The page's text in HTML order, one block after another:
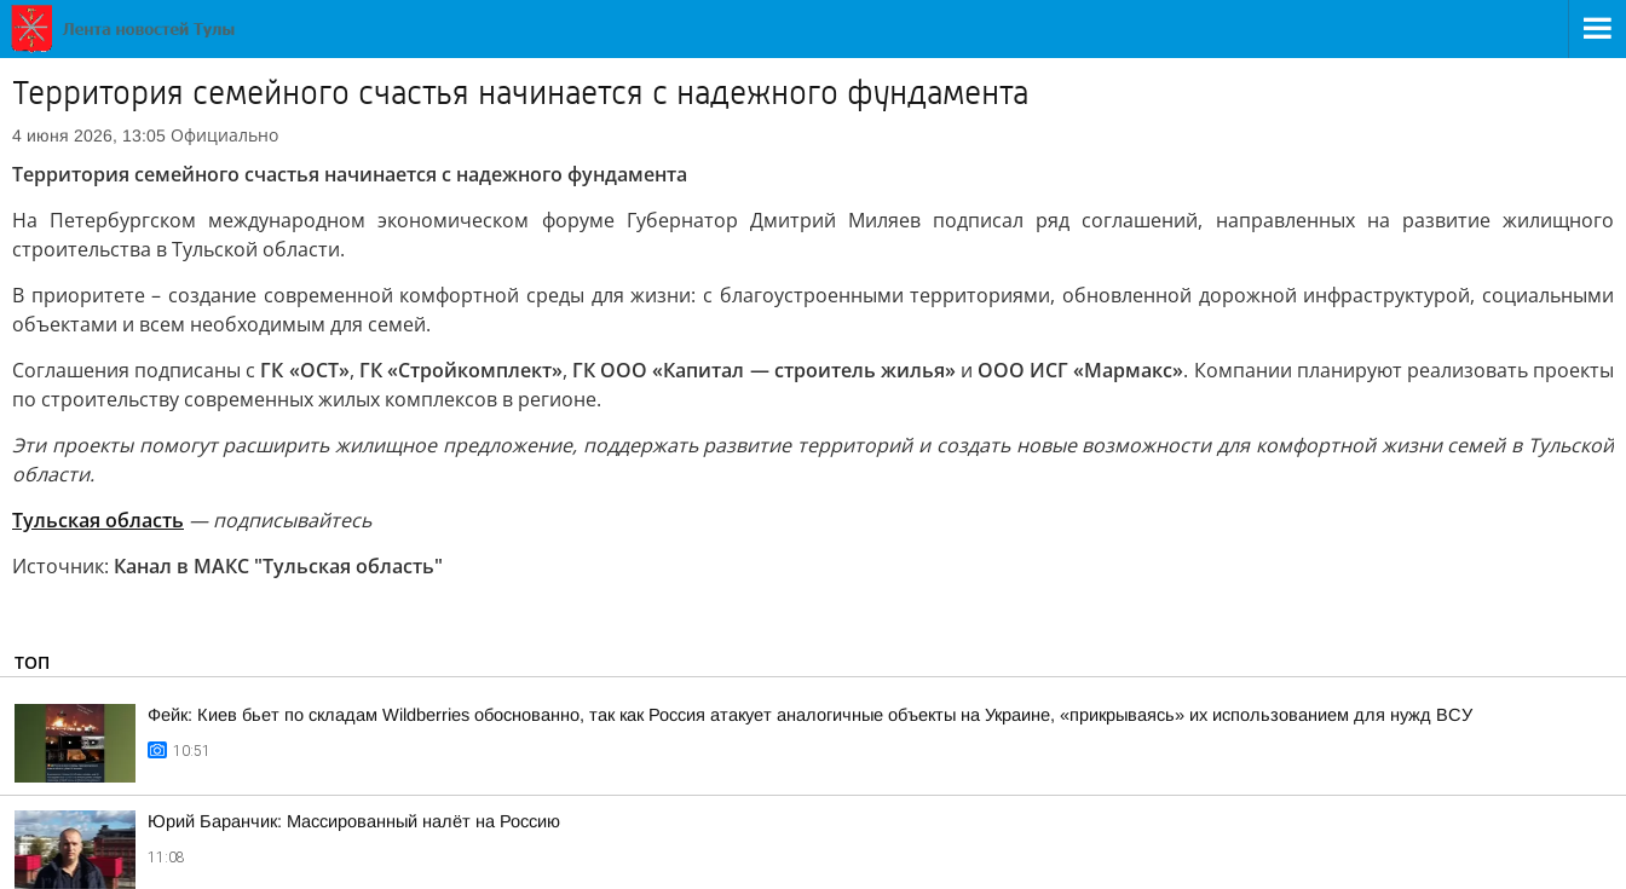
Территория семейного счастья начинается с надежного фундамента
4 июня 2026, 13:05 Официально
Территория семейного счастья начинается с надежного фундамента
На Петербургском международном экономическом форуме Губернатор Дмитрий Миляев подписал ряд соглашений, направленных на развитие жилищного
строительства в Тульской области.
В приоритете – создание современной комфортной среды для жизни: с благоустроенными территориями, обновленной дорожной инфраструктурой, социальными
объектами и всем необходимым для семей.
Соглашения подписаны с ГК «ОСТ», ГК «Стройкомплект», ГК ООО «Капитал — строитель жилья»и ООО ИСГ «Мармакс». Компании планируют реализовать проекты
по строительству современных жилых комплексов в регионе.
Эти проекты помогут расширить жилищное предложение, поддержать развитие территорий и создать новые возможности для комфортной жизни семей в Тульской
области.
Тульская область — подписывайтесь
Источник: Канал в МАКС "Тульская область"
ТОП
Фейк: Киев бьет по складам Wildberries обоснованно, так как Россия атакует аналогичные объекты на Украине, «прикрываясь» их использованием для нужд ВСУ
10:51
Юрий Баранчик: Массированный налёт на Россию
11:08